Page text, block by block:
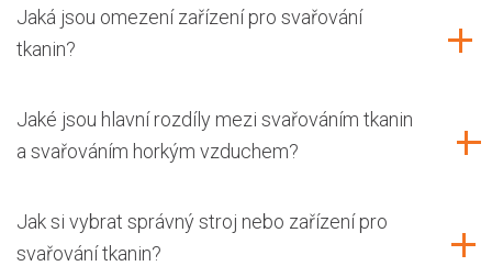
Jaká jsou omezení zařízení pro svařování
tkanin?
Jaké jsou hlavní rozdíly mezi svařováním tkanin
a svařováním horkým vzduchem?
Jak si vybrat správný stroj nebo zařízení pro
svařování tkanin?